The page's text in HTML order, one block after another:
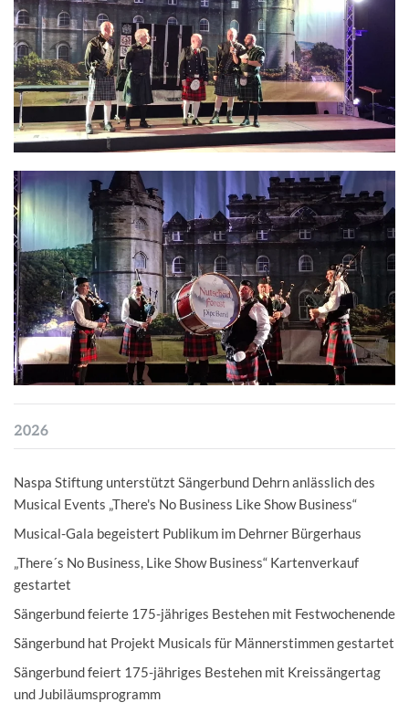
2026
Naspa Stiftung unterstützt Sängerbund Dehrn anlässlich des
Musical Events „There's No Business Like Show Business“
Musical-Gala begeistert Publikum im Dehrner Bürgerhaus
„There´s No Business, Like Show Business“ Kartenverkauf
gestartet
Sängerbund feierte 175-jähriges Bestehen mit Festwochenende
Sängerbund hat Projekt Musicals für Männerstimmen gestartet
Sängerbund feiert 175-jähriges Bestehen mit Kreissängertag
und Jubiläumsprogramm